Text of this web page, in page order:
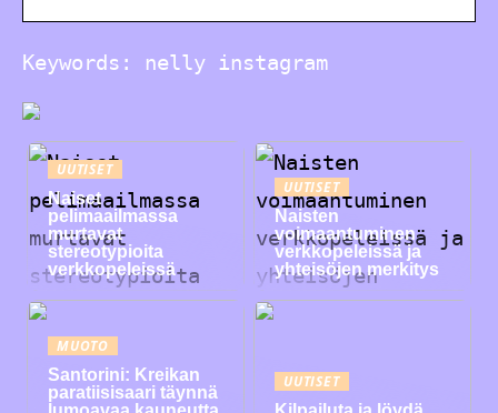
Keywords: nelly instagram
UUTISET
Naiset
pelimaailmassa
murtavat
stereotypioita
verkkopeleissä
UUTISET
Naisten
voimaantuminen
verkkopeleissä ja
yhteisöjen merkitys
MUOTO
Santorini: Kreikan
paratiisisaari täynnä
UUTISET